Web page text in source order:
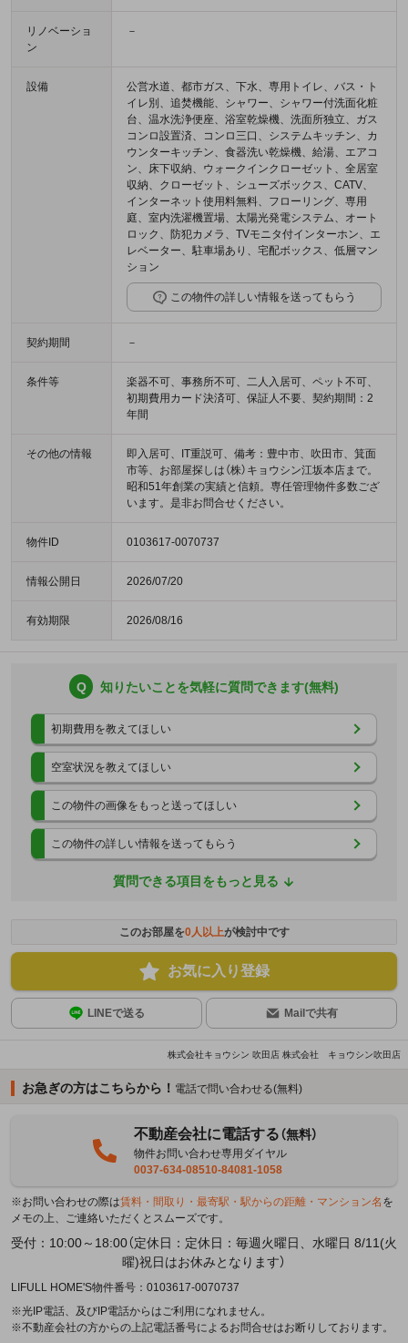
リノベーショ
ン
－
設備
公営水道、都市ガス、下水、専用トイレ、バス・ト
イレ別、追焚機能、シャワー、シャワー付洗面化粧
台、温水洗浄便座、浴室乾燥機、洗面所独立、ガス
コンロ設置済、コンロ三口、システムキッチン、カ
ウンターキッチン、食器洗い乾燥機、給湯、エアコ
ン、床下収納、ウォークインクローゼット、全居室
収納、クローゼット、シューズボックス、CATV、
インターネット使用料無料、フローリング、専用
庭、室内洗濯機置場、太陽光発電システム、オート
ロック、防犯カメラ、TVモニタ付インターホン、エ
レベーター、駐車場あり、宅配ボックス、低層マン
ション
この物件の詳しい情報を送ってもらう
契約期間 －
条件等
楽器不可、事務所不可、二人入居可、ペット不可、
初期費用カード決済可、保証人不要、契約期間：2
年間
その他の情報
即入居可、IT重説可、備考：豊中市、吹田市、箕面
市等、お部屋探しは（株）キョウシン江坂本店まで。
昭和51年創業の実績と信頼。専任管理物件多数ござ
います。是非お問合せください。
物件ID 0103617-0070737
情報公開日 2026/07/20
有効期限 2026/08/16
Q 知りたいことを気軽に質問できます(無料)
初期費用を教えてほしい
空室状況を教えてほしい
この物件の画像をもっと送ってほしい
この物件の詳しい情報を送ってもらう
質問できる項目をもっと見る
このお部屋を0人以上が検討中です
お気に入り登録
LINEで送る Mailで共有
株式会社キョウシン 吹田店 株式会社 キョウシン吹田店
お急ぎの方はこちらから！ 電話で問い合わせる(無料)
不動産会社に電話する（無料）
物件お問い合わせ専用ダイヤル
0037-634-08510-84081-1058
※お問い合わせの際は賃料・間取り・最寄駅・駅からの距離・マンション名 を
メモの上、ご連絡いただくとスムーズです。
受付：10:00～18:00（定休日：定休日：毎週火曜日、水曜日 8/11(火
曜)祝日はお休みとなります）
LIFULL HOME'S物件番号：0103617-0070737
※光IP電話、及びIP電話からはご利用になれません。
※不動産会社の方からの上記電話番号によるお問合せはお断りしております。